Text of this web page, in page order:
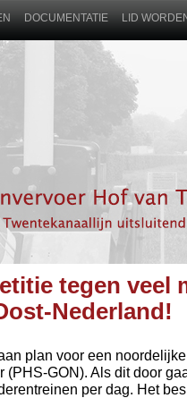
DOCUMENTATIE LID
tegen veel
Nederland!
plan voor een
GON). Als dit door
per dag. Het